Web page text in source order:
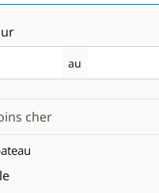
au
Retour
cher